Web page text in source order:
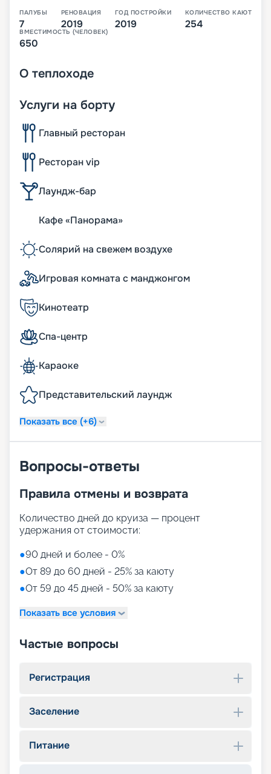
ПАЛУБЫ
7
РЕНОВАЦИЯ
2019
ГОД ПОСТРОЙКИ
2019
КОЛИЧЕСТВО КАЮТ
254
ВМЕСТИМОСТЬ (ЧЕЛОВЕК)
650
О теплоходе
Услуги на борту
Главный ресторан
Ресторан vip
Лаундж-бар
Кафе «Панорама»
Солярий на свежем воздухе
Игровая комната с манджонгом
Кинотеатр
Спа-центр
Караоке
Представительский лаундж
Показать все (+6)
Вопросы-ответы
Правила отмены и возврата
Количество дней до круиза — процент
удержания от стоимости:
●90 дней и более - 0%
●От 89 до 60 дней - 25% за каюту
●От 59 до 45 дней - 50% за каюту
Показать все условия
Частые вопросы
Регистрация
Заселение
Питание